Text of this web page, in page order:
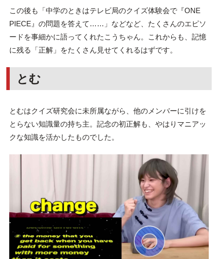
この後も「中学のときはテレビ局のクイズ体験会で『ONE
PIECE』の問題を答えて……」などなど、たくさんのエピソ
ードを事細かに語ってくれたこうちゃん。これからも、記憶
に残る「正解」をたくさん見せてくれるはずです。
とむ
とむはクイズ研究会に未所属ながら、他のメンバーに引けを
とらない知識量の持ち主。記念の初正解も、やはりマニアッ
クな知識を活かしたものでした。